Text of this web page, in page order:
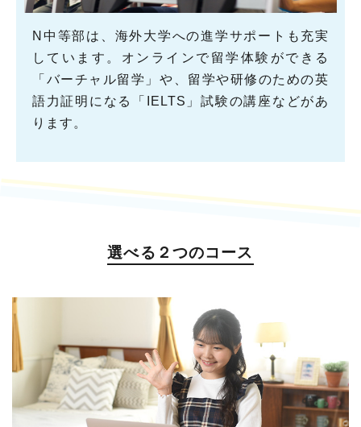
N中等部は、海外大学への進学サポートも充実
しています。オンラインで留学体験ができる
「バーチャル留学」や、留学や研修のための英
語力証明になる「IELTS」試験の講座などがあ
ります。
選べる２つのコース